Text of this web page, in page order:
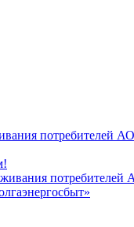
потребителей
потребителей